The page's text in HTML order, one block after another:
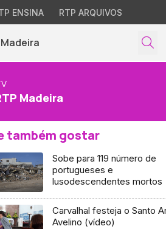
ENSINA RTP ARQUIVOS
Madeira
Madeira
também gostar
Sobe para 119 número de
portugueses e
lusodescendentes mortos
Carvalhal festeja o Santo
Avelino (vídeo)